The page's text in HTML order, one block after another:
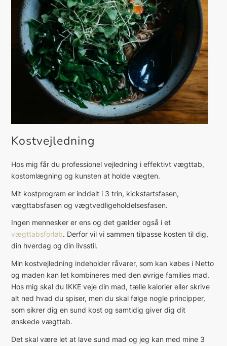
Kostvejledning
Hos mig får du professionel vejledning i effektivt vægttab,
kostomlægning og kunsten at holde vægten.
Mit kostprogram er inddelt i 3 trin, kickstartsfasen,
vægttabsfasen og vægtvedligeholdelsesfasen.
Ingen mennesker er ens og det gælder også i et
vægttabsforløb. Derfor vil vi sammen tilpasse kosten til dig,
din hverdag og din livsstil.
Min kostvejledning indeholder råvarer, som kan købes i Netto
og maden kan let kombineres med den øvrige families mad.
Hos mig skal du IKKE veje din mad, tælle kalorier eller skrive
alt ned hvad du spiser, men du skal følge nogle principper,
som sikrer dig en sund kost og samtidig giver dig dit
ønskede vægttab.
Det skal være let at lave sund mad og jeg kan med mine 3